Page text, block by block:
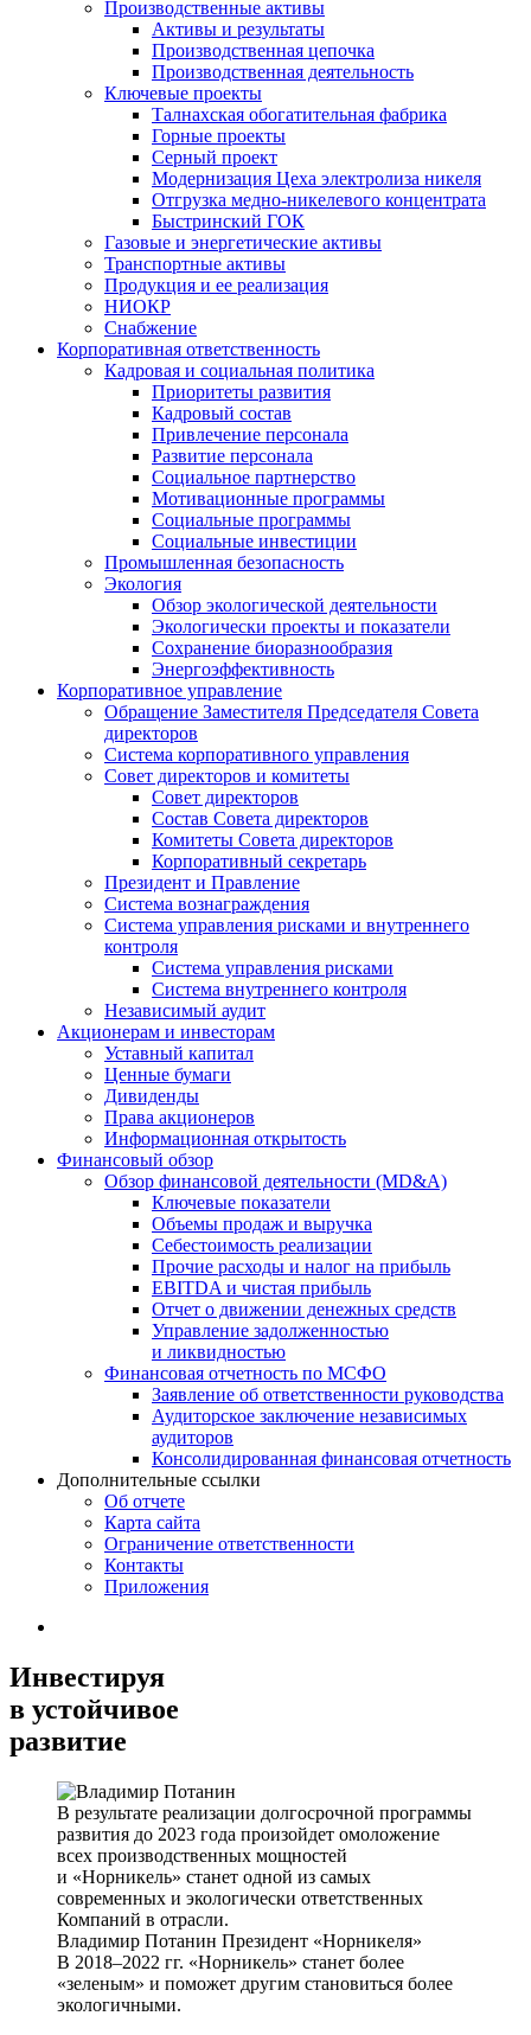
Производственные активы
Активы и результаты
Производственная цепочка
Производственная деятельность
Ключевые проекты
Талнахская обогатительная фабрика
Горные проекты
Серный проект
Модернизация Цеха электролиза никеля
Отгрузка медно-никелевого концентрата
Быстринский ГОК
Газовые и энергетические активы
Транспортные активы
Продукция и ее реализация
НИОКР
Снабжение
Корпоративная ответственность
Кадровая и социальная политика
Приоритеты развития
Кадровый состав
Привлечение персонала
Развитие персонала
Социальное партнерство
Мотивационные программы
Социальные программы
Социальные инвестиции
Промышленная безопасность
Экология
Обзор экологической деятельности
Экологически проекты и показатели
Сохранение биоразнообразия
Энергоэффективность
Корпоративное управление
Обращение Заместителя Председателя Совета
директоров
Система корпоративного управления
Совет директоров и комитеты
Совет директоров
Состав Совета директоров
Комитеты Совета директоров
Корпоративный секретарь
Президент и Правление
Система вознаграждения
Система управления рисками и внутреннего
контроля
Система управления рисками
Система внутреннего контроля
Независимый аудит
Акционерам и инвесторам
Уставный капитал
Ценные бумаги
Дивиденды
Права акционеров
Информационная открытость
Финансовый обзор
Обзор финансовой деятельности (MD&A)
Ключевые показатели
Объемы продаж и выручка
Себестоимость реализации
Прочие расходы и налог на прибыль
EBITDA и чистая прибыль
Отчет о движении денежных средств
Управление задолженностью
и ликвидностью
Финансовая отчетность по МСФО
Заявление об ответственности руководства
Аудиторское заключение независимых
аудиторов
Консолидированная финансовая отчетность
Дополнительные ссылки
Об отчете
Карта сайта
Ограничение ответственности
Контакты
Приложения
Инвестируя
в устойчивое
развитие
В результате реализации долгосрочной программы
развития до 2023 года произойдет омоложение
всех производственных мощностей
и «Норникель» станет одной из самых
современных и экологически ответственных
Компаний в отрасли.
Владимир Потанин Президент «Норникеля»
В 2018–2022 гг. «Норникель» станет более
«зеленым» и поможет другим становиться более
экологичными.